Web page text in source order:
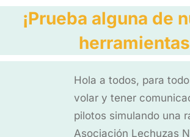
¡Prueba alguna de
Hola a todos, para
volar y tener
pilotos simulando una
Asociación Lechuzas